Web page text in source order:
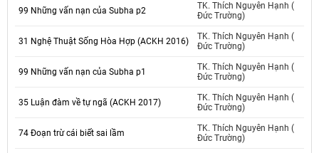
99 Những vấn nạn của Subha p2
TK. Thích Nguyên Hạnh (
Đức Trường)
31 Nghệ Thuật Sống Hòa Hợp (ACKH 2016)
TK. Thích Nguyên Hạnh (
Đức Trường)
99 Những vấn nạn của Subha p1
TK. Thích Nguyên Hạnh (
Đức Trường)
35 Luận đàm về tự ngã (ACKH 2017)
TK. Thích Nguyên Hạnh (
Đức Trường)
74 Đoạn trừ cái biết sai lầm
TK. Thích Nguyên Hạnh (
Đức Trường)